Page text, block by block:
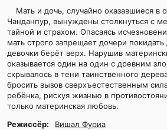
Мать и дочь, случайно оказавшиеся в
Чанданпур, вынуждены столкнуться с
тайной и страхом. Опасаясь
мать строго запрещает дочери
девочки берёт верх. Нарушив
оказывается один на один с древним
скрывалось в тени таинственного
бросить вызов сверхъестественным
ребёнка, рискуя жизнью в
только материнская любовь.
Режиссёр:
Вишал Фуриа